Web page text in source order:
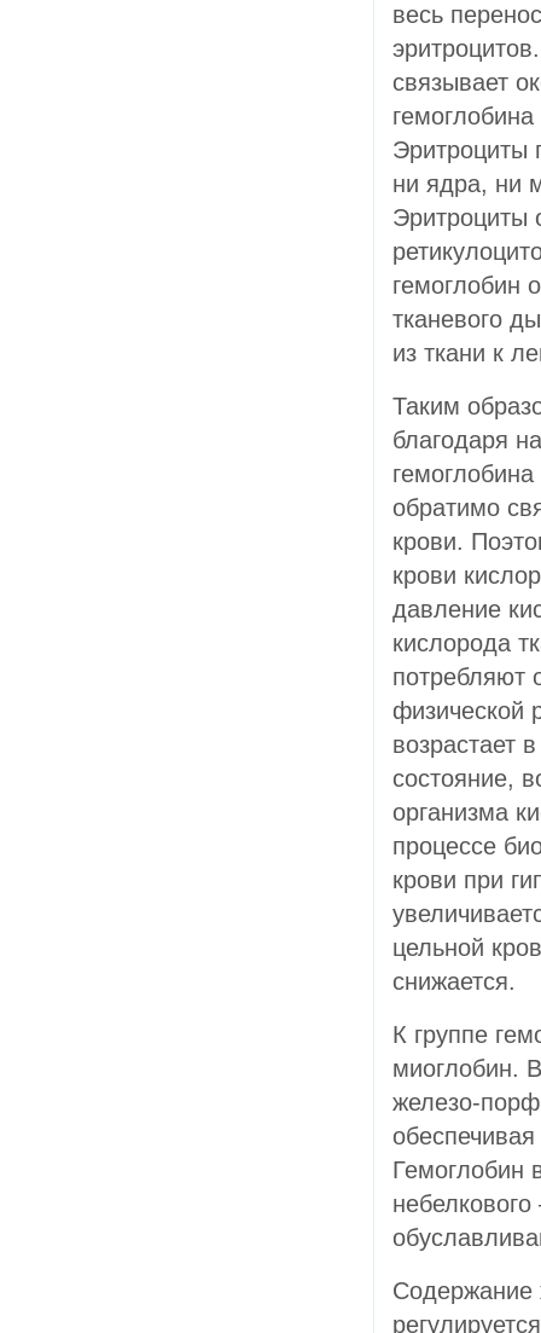
весь
связывает
Эритроциты
ни ядра, ни
Эритроциты
гемоглобин
тканевого
из ткани к
Таким
благодаря
обратимо
крови.
крови
давление
кислорода
потребляют
физической
возрастает
состояние,
организма
процессе
крови при
цельной
снижается.
К группе
миоглобин.
железо-
Гемоглобин
Содержание